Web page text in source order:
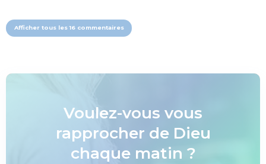
Afficher tous les 16 commentaires
Voulez-vous vous
rapprocher de Dieu
chaque matin ?